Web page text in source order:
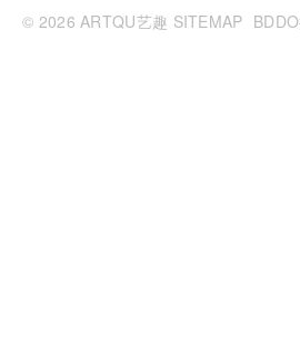
© 2026 ARTQU艺趣 SITEMAP